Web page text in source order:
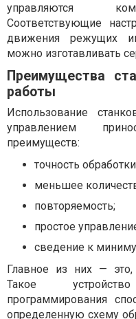
управляются
Соответствующие
движения режущих
можно изготавливать
Преимущества
работы
Использование
управлением
преимуществ:
точность
меньшее
повторяемость;
простое
сведение к
Главное из них — это,
Такое
программирования
определенную схему